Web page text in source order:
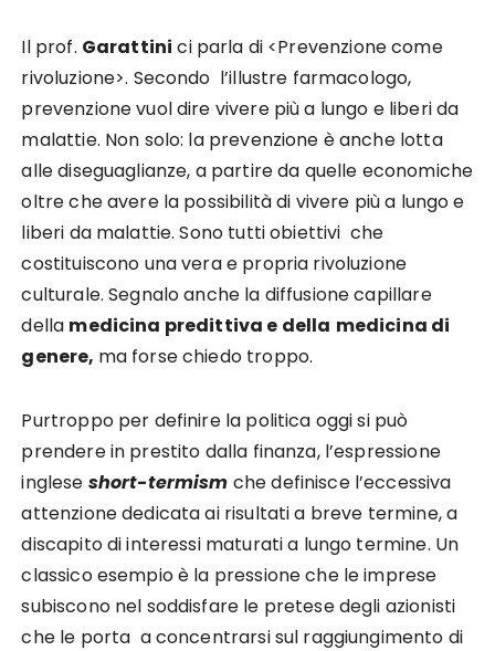
Il prof. Garattini ci parla di <Prevenzione come
rivoluzione>. Secondo l’illustre farmacologo,
prevenzione vuol dire vivere più a lungo e liberi da
malattie. Non solo: la prevenzione è anche lotta
alle diseguaglianze, a partire da quelle economiche
oltre che avere la possibilità di vivere più a lungo e
liberi da malattie. Sono tutti obiettivi che
costituiscono una vera e propria rivoluzione
culturale. Segnalo anche la diffusione capillare
della medicina predittiva e della medicina di
genere, ma forse chiedo troppo.
Purtroppo per definire la politica oggi si può
prendere in prestito dalla finanza, l’espressione
inglese short-termism che definisce l’eccessiva
attenzione dedicata ai risultati a breve termine, a
discapito di interessi maturati a lungo termine. Un
classico esempio è la pressione che le imprese
subiscono nel soddisfare le pretese degli azionisti
che le porta a concentrarsi sul raggiungimento di